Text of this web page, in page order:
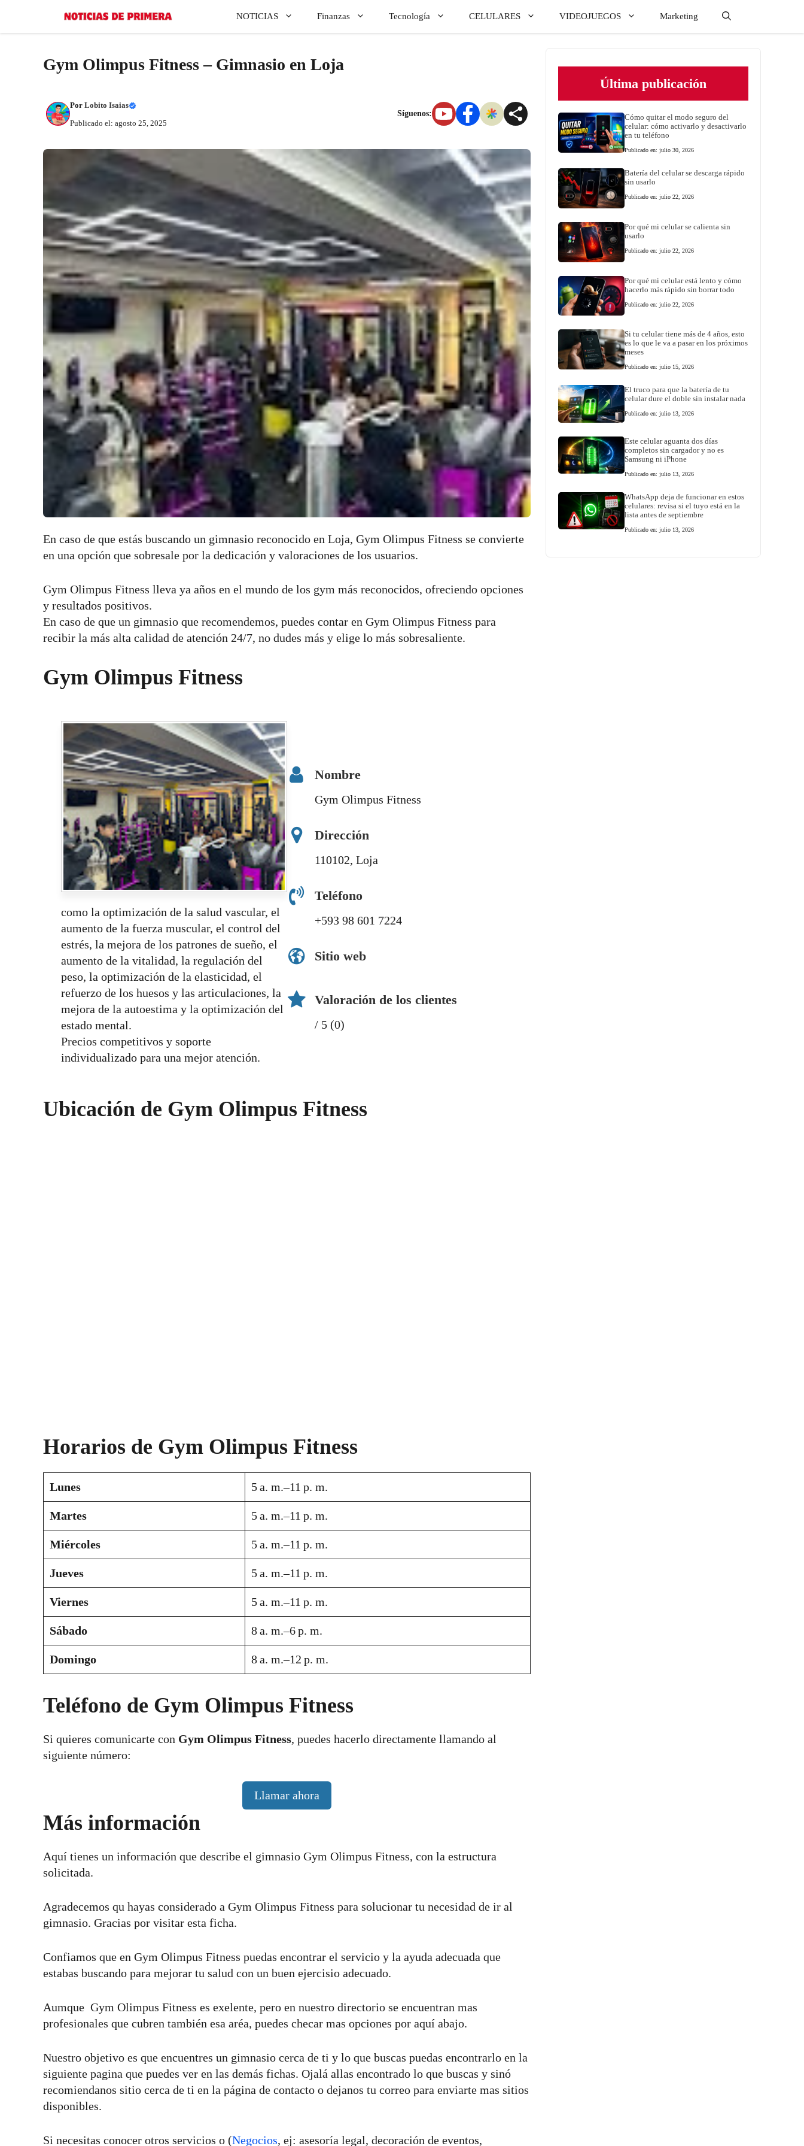
NOTICIAS Finanzas Tecnología CELULARES VIDEOJUEGOS Marketing
Gym Olimpus Fitness – Gimnasio en Loja
Por Lobito Isaias
Publicado el: agosto 25, 2025
Síguenos:
En caso de que estás buscando un gimnasio reconocido en Loja, Gym Olimpus Fitness se convierte
en una opción que sobresale por la dedicación y valoraciones de los usuarios.
Gym Olimpus Fitness lleva ya años en el mundo de los gym más reconocidos, ofreciendo opciones
y resultados positivos.
En caso de que un gimnasio que recomendemos, puedes contar en Gym Olimpus Fitness para
recibir la más alta calidad de atención 24/7, no dudes más y elige lo más sobresaliente.
Gym Olimpus Fitness
como la optimización de la salud vascular, el
aumento de la fuerza muscular, el control del
estrés, la mejora de los patrones de sueño, el
aumento de la vitalidad, la regulación del
peso, la optimización de la elasticidad, el
refuerzo de los huesos y las articulaciones, la
mejora de la autoestima y la optimización del
estado mental.
Precios competitivos y soporte
individualizado para una mejor atención.
Nombre
Gym Olimpus Fitness
Dirección
110102, Loja
Teléfono
+593 98 601 7224
Sitio web
Valoración de los clientes
/ 5 (0)
Ubicación de Gym Olimpus Fitness
Horarios de Gym Olimpus Fitness
Lunes 5 a. m.–11 p. m.
Martes 5 a. m.–11 p. m.
Miércoles 5 a. m.–11 p. m.
Jueves 5 a. m.–11 p. m.
Viernes 5 a. m.–11 p. m.
Sábado 8 a. m.–6 p. m.
Domingo 8 a. m.–12 p. m.
Teléfono de Gym Olimpus Fitness
Si quieres comunicarte con Gym Olimpus Fitness, puedes hacerlo directamente llamando al
siguiente número:
Llamar ahora
Más información
Aquí tienes un información que describe el gimnasio Gym Olimpus Fitness, con la estructura
solicitada.
Agradecemos qu hayas considerado a Gym Olimpus Fitness para solucionar tu necesidad de ir al
gimnasio. Gracias por visitar esta ficha.
Confiamos que en Gym Olimpus Fitness puedas encontrar el servicio y la ayuda adecuada que
estabas buscando para mejorar tu salud con un buen ejercisio adecuado.
Aumque Gym Olimpus Fitness es exelente, pero en nuestro directorio se encuentran mas
profesionales que cubren también esa aréa, puedes checar mas opciones por aquí abajo.
Nuestro objetivo es que encuentres un gimnasio cerca de ti y lo que buscas puedas encontrarlo en la
siguiente pagina que puedes ver en las demás fichas. Ojalá allas encontrado lo que buscas y sinó
recomiendanos sitio cerca de ti en la página de contacto o dejanos tu correo para enviarte mas sitios
disponibles.
Si necesitas conocer otros servicios o (Negocios, ej: asesoría legal, decoración de eventos,
Última publicación
Cómo quitar el modo seguro del
celular: cómo activarlo y desactivarlo
en tu teléfono
Publicado en: julio 30, 2026
Batería del celular se descarga rápido
sin usarlo
Publicado en: julio 22, 2026
Por qué mi celular se calienta sin
usarlo
Publicado en: julio 22, 2026
Por qué mi celular está lento y cómo
hacerlo más rápido sin borrar todo
Publicado en: julio 22, 2026
Si tu celular tiene más de 4 años, esto
es lo que le va a pasar en los próximos
meses
Publicado en: julio 15, 2026
El truco para que la batería de tu
celular dure el doble sin instalar nada
Publicado en: julio 13, 2026
Este celular aguanta dos días
completos sin cargador y no es
Samsung ni iPhone
Publicado en: julio 13, 2026
WhatsApp deja de funcionar en estos
celulares: revisa si el tuyo está en la
lista antes de septiembre
Publicado en: julio 13, 2026